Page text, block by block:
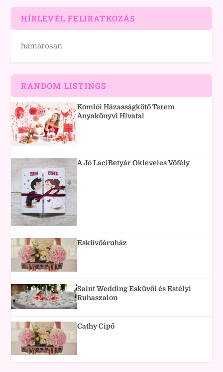
HÍRLEVÉL FELIRATKOZÁS
hamarosan
RANDOM LISTINGS
Komlói Házasságkötő Terem
Anyakönyvi Hivatal
A Jó LaciBetyár Okleveles Vőfély
Esküvőáruház
Saint Wedding Esküvői és Estélyi
Ruhaszalon
Cathy Cipő